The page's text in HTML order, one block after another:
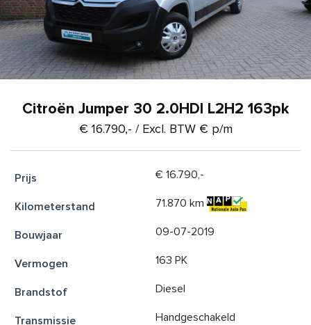
Citroën Jumper 30 2.0HDI L2H2 163pk
€ 16.790,- / Excl. BTW € p/m
€ 16.790,-
71.870 km
09-07-2019
163 PK
Diesel
Handgeschakeld